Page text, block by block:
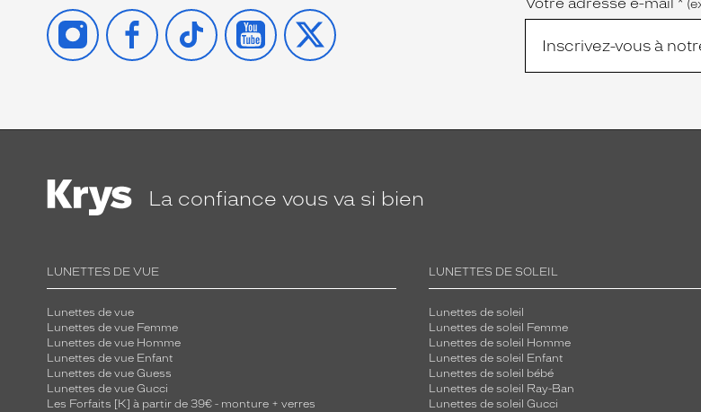
INSTAGRAMFACEBOOK
TIKTOK YOUTUBE
X
La confiance vous va si bien
LUNETTES DE VUE
Lunettes de vue
Lunettes de vue Femme
Lunettes de vue Homme
Lunettes de vue Enfant
Lunettes de vue Guess
Lunettes de vue Gucci
Les Forfaits [K] à partir de 39€ - monture + verres
LUNETTES DE SOLEIL
Lunettes de soleil
Lunettes de soleil Femme
Lunettes de soleil Homme
Lunettes de soleil Enfant
Lunettes de soleil bébé
Lunettes de soleil Ray-Ban
Lunettes de soleil Gucci